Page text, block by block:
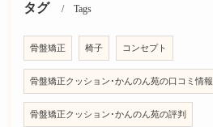
タグ Tags
骨盤矯正 椅子 コンセプト
骨盤矯正クッション･かんのん苑の口コミ情報
骨盤矯正クッション･かんのん苑の評判